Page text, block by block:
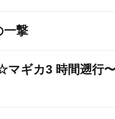
一撃
マギカ3 時間遡行